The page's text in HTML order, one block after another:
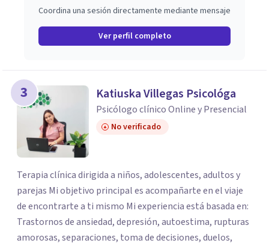
Coordina una sesión directamente mediante mensaje
Ver perfil completo
3 Katiuska Villegas Psicológa
Psicólogo clínico Online y Presencial
No verificado
Terapia clínica dirigida a niños, adolescentes, adultos y
parejas Mi objetivo principal es acompañarte en el viaje
de encontrarte a ti mismo Mi experiencia está basada en:
Trastornos de ansiedad, depresión, autoestima, rupturas
amorosas, separaciones, toma de decisiones, duelos,